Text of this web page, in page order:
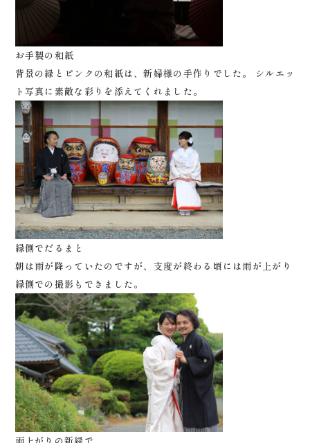
お手製の和紙
背景の緑とピンクの和紙は、新婦様の手作りでした。 シルエッ
ト写真に素敵な彩りを添えてくれました。
縁側でだるまと
朝は雨が降っていたのですが、支度が終わる頃には雨が上がり
縁側での撮影もできました。